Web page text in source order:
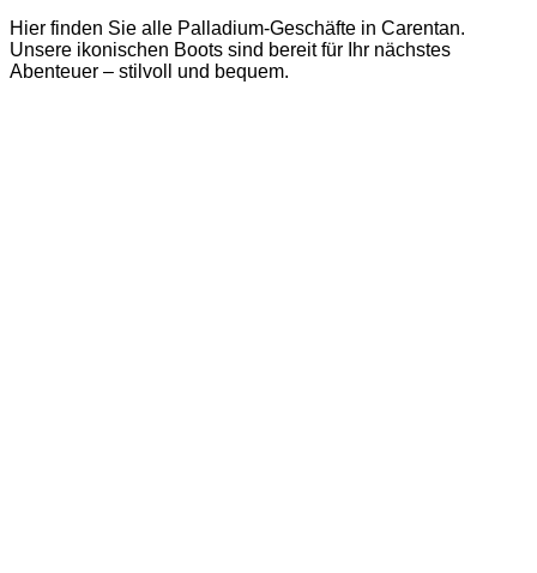
Hier finden Sie alle Palladium-Geschäfte in Carentan.
Unsere ikonischen Boots sind bereit für Ihr nächstes
Abenteuer – stilvoll und bequem.